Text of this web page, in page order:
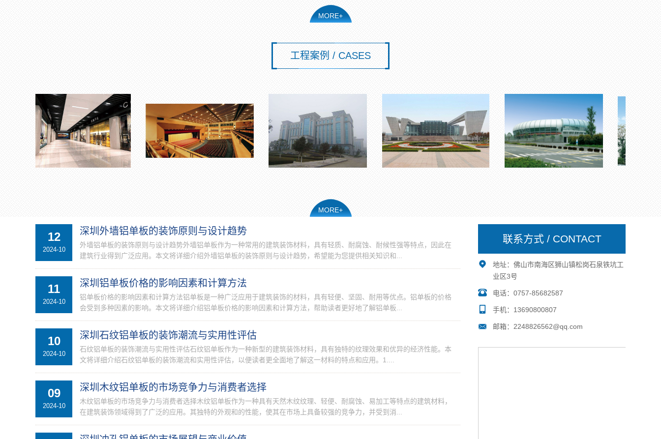
MORE+
工程案例 / CASES
MORE+
12
2024-10
深圳外墙铝单板的装饰原则与设计趋势
外墙铝单板的装饰原则与设计趋势外墙铝单板作为一种常用的建筑装饰材料，具有轻质、耐腐蚀、耐候性强等特点，因此在
建筑行业得到广泛应用。本文将详细介绍外墙铝单板的装饰原则与设计趋势，希望能为您提供相关知识和...
11
2024-10
深圳铝单板价格的影响因素和计算方法
铝单板价格的影响因素和计算方法铝单板是一种广泛应用于建筑装饰的材料，具有轻便、坚固、耐用等优点。铝单板的价格
会受到多种因素的影响。本文将详细介绍铝单板价格的影响因素和计算方法，帮助读者更好地了解铝单板...
10
2024-10
深圳石纹铝单板的装饰潮流与实用性评估
石纹铝单板的装饰潮流与实用性评估石纹铝单板作为一种新型的建筑装饰材料，具有独特的纹理效果和优异的经济性能。本
文将详细介绍石纹铝单板的装饰潮流和实用性评估，以便读者更全面地了解这一材料的特点和应用。1....
09
2024-10
深圳木纹铝单板的市场竞争力与消费者选择
木纹铝单板的市场竞争力与消费者选择木纹铝单板作为一种具有天然木纹纹理、轻便、耐腐蚀、易加工等特点的建筑材料，
在建筑装饰领域得到了广泛的应用。其独特的外观和的性能，使其在市场上具备较强的竞争力，并受到消...
联系方式 / CONTACT
地址：佛山市南海区狮山镇松岗石泉铁坑工
业区3号
电话：0757-85682587
手机：13690800807
邮箱：2248826562@qq.com